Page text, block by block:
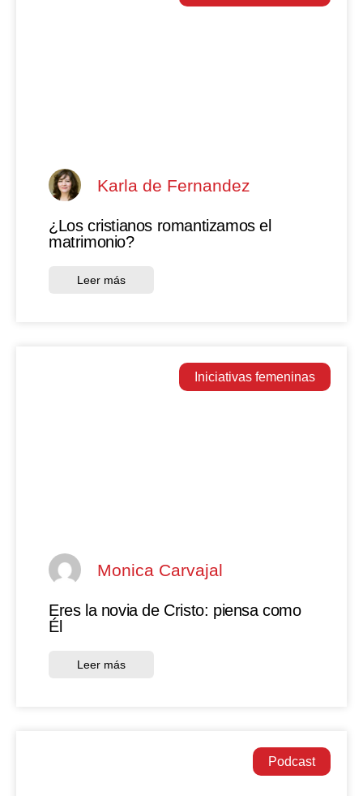
Karla de Fernandez
¿Los cristianos romantizamos el
matrimonio?
Leer más
Iniciativas femeninas
Monica Carvajal
Eres la novia de Cristo: piensa como
Él
Leer más
Podcast